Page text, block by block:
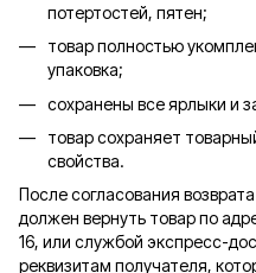
потертостей, пятен;
товар полностью
упаковка;
сохранены все ярлыки и
товар сохраняет
свойства.
После согласования
должен вернуть товар по
16, или службой экспресс-
реквизитам получателя,